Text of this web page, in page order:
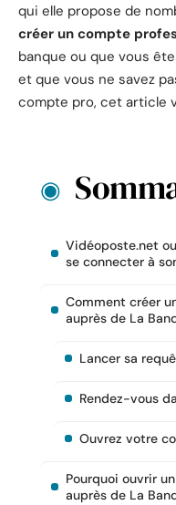
qui elle propose de
créer un compte
banque ou que vous
et que vous ne savez
compte pro, cet article
Vidéoposte.net
se connecter à
Comment créer
auprès de La
Lancer sa
Rendez-vous
Ouvrez votre
Pourquoi ouvrir
auprès de La